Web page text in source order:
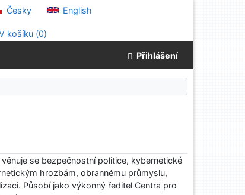
Česky English
košíku (0)
Přihlášení
se bezpečnostní politice, kybernetické
hrozbám, obrannému průmyslu,
Působí jako výkonný ředitel Centra pro